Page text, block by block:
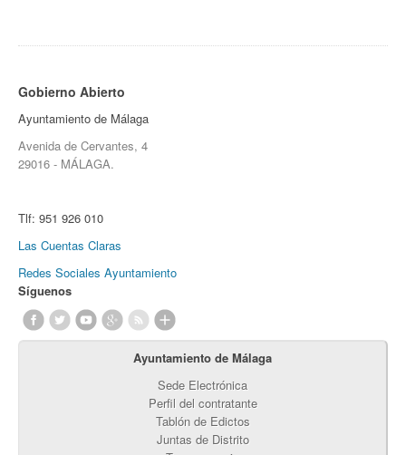
Gobierno Abierto
Ayuntamiento de Málaga
Avenida de Cervantes, 4
29016 - MÁLAGA.
Tlf: 951 926 010
Las Cuentas Claras
Redes Sociales Ayuntamiento
Síguenos
Ayuntamiento de Málaga
Sede Electrónica
Perfil del contratante
Tablón de Edictos
Juntas de Distrito